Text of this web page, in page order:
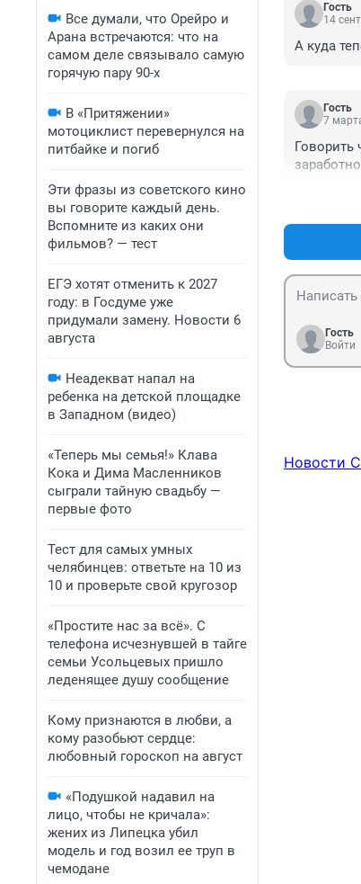
Все думали, что Орейро и
Арана встречаются: что на
самом деле связывало самую
горячую пару 90-х
В «Притяжении»
мотоциклист перевернулся на
питбайке и погиб
Эти фразы из советского кино
вы говорите каждый день.
Вспомните из каких они
фильмов? — тест
ЕГЭ хотят отменить к 2027
году: в Госдуме уже
придумали замену. Новости 6
августа
Неадекват напал на
ребенка на детской площадке
в Западном (видео)
«Теперь мы семья!» Клава
Кока и Дима Масленников
сыграли тайную свадьбу —
первые фото
Тест для самых умных
челябинцев: ответьте на 10 из
10 и проверьте свой кругозор
«Простите нас за всё». С
телефона исчезнувшей в тайге
семьи Усольцевых пришло
леденящее душу сообщение
Кому признаются в любви, а
кому разобьют сердце:
любовный гороскоп на август
«Подушкой надавил на
лицо, чтобы не кричала»:
жених из Липецка убил
модель и год возил ее труп в
чемодане
Гость
14
А куда
Гость
7
Говорить
Гость
Войти
Новости